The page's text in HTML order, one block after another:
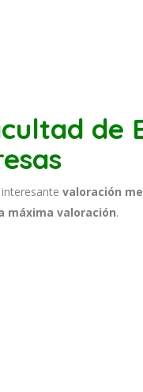
de
valoración
máxima valoración.